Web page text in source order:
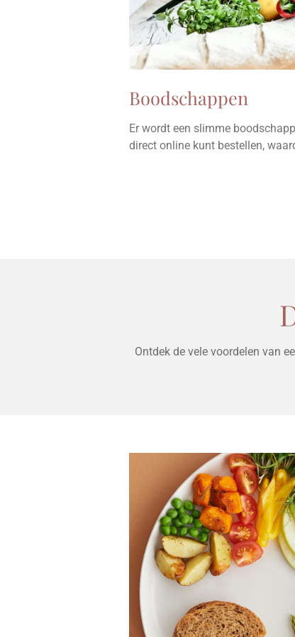
Boodschappen
Er wordt een slimme
direct online kunt bestellen,
Ontdek de vele voordelen van